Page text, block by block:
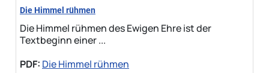
Die Himmel rühmen
Die Himmel rühmen des Ewigen Ehre ist der
Textbeginn einer ...
PDF: Die Himmel rühmen